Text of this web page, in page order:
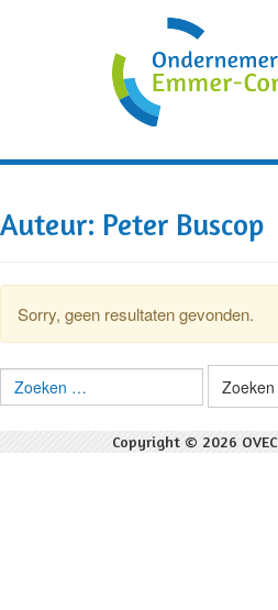
Auteur: Peter Buscop
Sorry, geen resultaten gevonden.
Zoeken
naar:
Copyright © 2026 OVEC